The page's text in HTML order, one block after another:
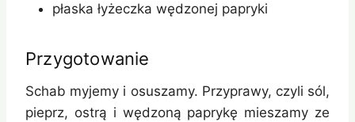
płaska łyżeczka wędzonej papryki
Przygotowanie
Schab myjemy i osuszamy. Przyprawy, czyli sól,
pieprz, ostrą i wędzoną paprykę mieszamy ze